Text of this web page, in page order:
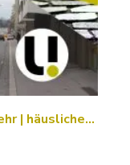
| häusliche…